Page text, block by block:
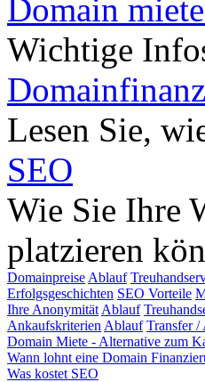
Domain
Wichtige
Lesen Sie,
SEO
Wie Sie Ihre
platzieren
Domainpreise Ablauf
Erfolgsgeschichten SEO Vorteile
Ihre Anonymität Ablauf
Ankaufskriterien Ablauf Transfer /
Domain Miete - Alternative zum
Wann lohnt eine Domain
Was kostet SEO